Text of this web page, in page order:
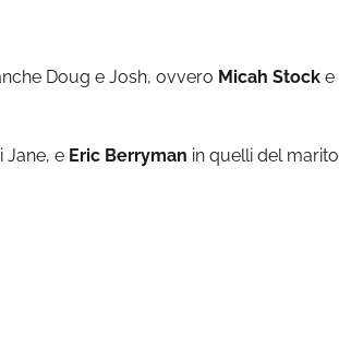
Doug e Josh, ovvero Micah Stock e
Jane, e Eric Berryman in quelli del marito